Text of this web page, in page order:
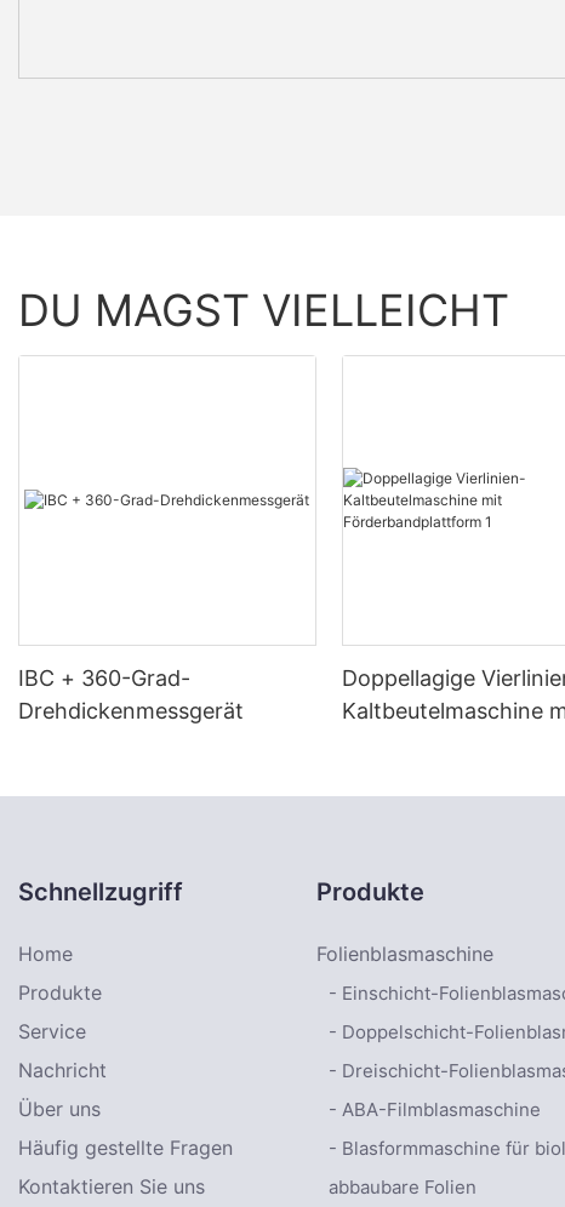
DU MAGST VIELLEICHT
IBC + 360-Grad-
Drehdickenmessgerät
Doppellagige
Kaltbeutelmaschine
Schnellzugriff
Home
Produkte
Service
Nachricht
Über uns
Häufig gestellte Fragen
Kontaktieren Sie uns
Produkte
Folienblasmaschine
- Einschicht-
- Doppelschicht-
- Dreischicht-
- ABA-Filmblasmaschine
- Blasformmaschine für
abbaubare Folien